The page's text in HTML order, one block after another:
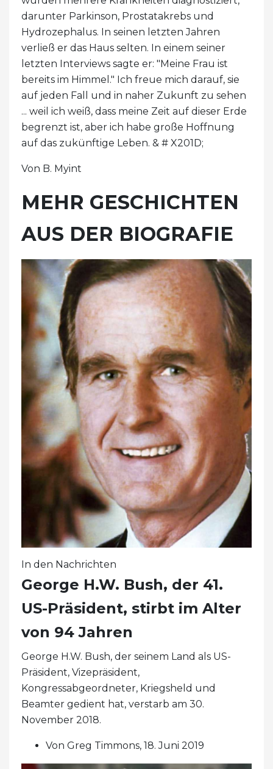
darunter Parkinson, Prostatakrebs und
Hydrozephalus. In seinen letzten Jahren
verließ er das Haus selten. In einem seiner
letzten Interviews sagte er: "Meine Frau ist
bereits im Himmel." Ich freue mich darauf, sie
auf jeden Fall und in naher Zukunft zu sehen
... weil ich weiß, dass meine Zeit auf dieser Erde
begrenzt ist, aber ich habe große Hoffnung
auf das zukünftige Leben. & # X201D;
Von B. Myint
MEHR GESCHICHTEN
AUS DER BIOGRAFIE
In den Nachrichten
George H.W. Bush, der 41.
US-Präsident, stirbt im Alter
von 94 Jahren
George H.W. Bush, der seinem Land als US-
Präsident, Vizepräsident,
Kongressabgeordneter, Kriegsheld und
Beamter gedient hat, verstarb am 30.
November 2018.
Von Greg Timmons, 18. Juni 2019